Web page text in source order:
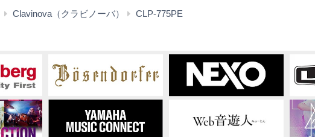
Clavinova（クラビノーバ） CLP-775PE
ー